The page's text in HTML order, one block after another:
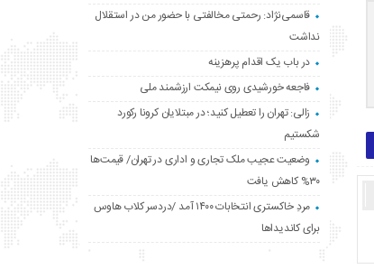
قاسمی‌نژاد: رحمتی مخالفتی با حضور من در استقلال
نداشت
در باب یک اقدام پرهزینه
فاجعه خورشیدی روی نیمکت ارزشمند ملی
زالی: تهران را تعطیل کنید؛ در مبتلایان کرونا رکورد
شکستیم
وضعیت عجیب ملک تجاری و اداری در تهران/ قیمت‌ها
۳۰% کاهش یافت
مردِ خاکستری انتخابات ۱۴۰۰ آمد /دردسر کلاب هاوس
برای کاندیداها